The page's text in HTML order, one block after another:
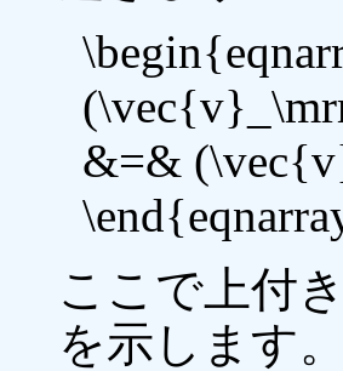
&=&
ここで上付
を示します。